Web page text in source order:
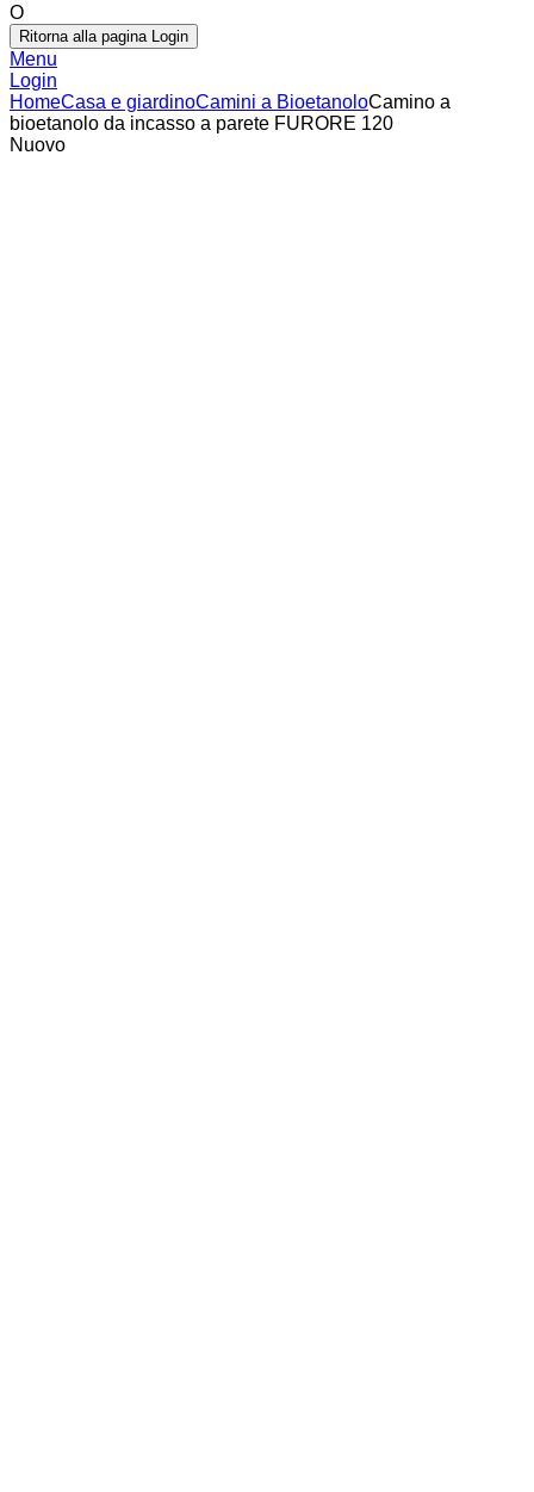
O
Ritorna alla pagina Login
Menu
Login
HomeCasa e giardinoCamini a BioetanoloCamino a
bioetanolo da incasso a parete FURORE 120
Nuovo